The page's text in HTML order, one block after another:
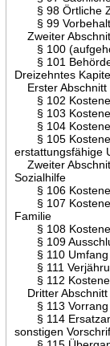
§ 98 Örtliche
§ 99 Vorbehalt
Zweiter
§ 100
§ 101
Dreizehntes
Erster Abschnitt
§ 102
§ 103
§ 104
§ 105
erstattungsfähige
Zweiter
Sozialhilfe
§ 106
§ 107
Familie
§ 108
§ 109
§ 110 Umfang
§ 111
§ 112
Dritter Abschnitt
§ 113 Vorrang
§ 114
sonstigen